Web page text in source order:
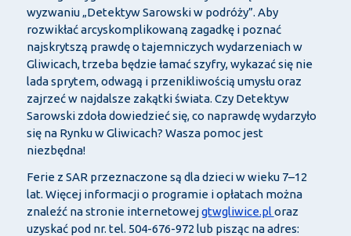
wyzwaniu „Detektyw Sarowski w podróży”. Aby
rozwikłać arcyskomplikowaną zagadkę i poznać
najskrytszą prawdę o tajemniczych wydarzeniach w
Gliwicach, trzeba będzie łamać szyfry, wykazać się nie
lada sprytem, odwagą i przenikliwością umysłu oraz
zajrzeć w najdalsze zakątki świata. Czy Detektyw
Sarowski zdoła dowiedzieć się, co naprawdę wydarzyło
się na Rynku w Gliwicach? Wasza pomoc jest
niezbędna!
Ferie z SAR przeznaczone są dla dzieci w wieku 7–12
lat. Więcej informacji o programie i opłatach można
znaleźć na stronie internetowejgtwgliwice.pl oraz
uzyskać pod nr. tel. 504-676-972 lub pisząc na adres: